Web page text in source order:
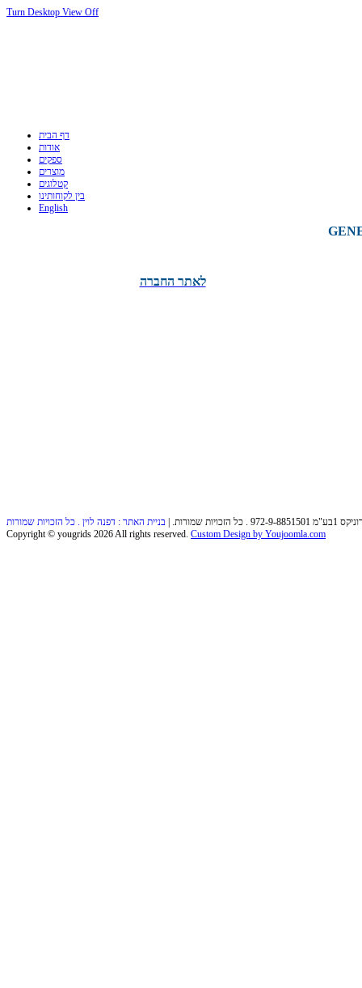
Turn Desktop View Off
דף הבית
אודות
ספקים
מוצרים
קטלוגים
בין לקוחותינו
English
לאתר החברה
שמורות. |
Copyright © yougrids 2026 All rights reserved. Custom Design by Youjoomla.com